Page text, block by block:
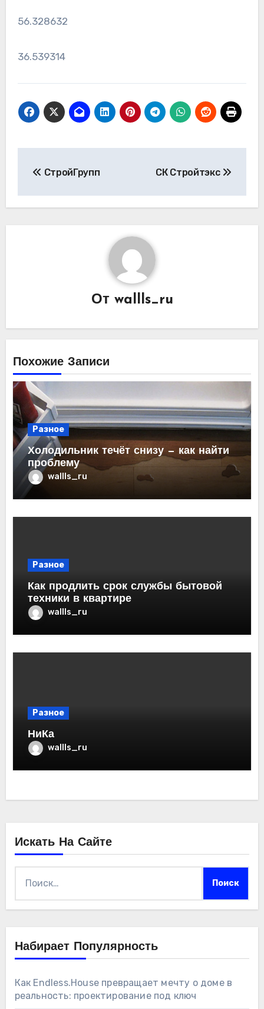
56.328632
36.539314
записям
СтройГрупп СК Стройтэкс
От wallls_ru
Похожие Записи
Разное
Холодильник течёт снизу — как найти
проблему
wallls_ru
Разное
Как продлить срок службы бытовой
техники в квартире
wallls_ru
Разное
НиКа
wallls_ru
Искать На Сайте
Набирает Популярность
Как Endless.House превращает мечту о доме в
реальность: проектирование под ключ